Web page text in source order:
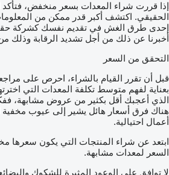
إذا قررت شراء المعدات بسعر منخفض، فتأكد
الحقيقي. اكتشف أكبر قدر ممكن من
إحدى طرق الغش في تقديم نفسك كشركة
أخبرنا عن ذلك من أجل تشديد الرقابة وذلك
التحقق من السعر
قبل أن تقرر القيام بالشراء، احرص على
بعناية لفهم متوسط تكلفة المعدات التي
الذي أعجبك أقل بكثير من عروض مشابهة،
هناك فرق أسعار هائل يشير إلى عيوب مخفية
أعمال احتيالية.
ابتعد عن شراء المنتجات التي يكون
السعر لمعدات مشابهة.
لا توافق على الوعود المثيرة للشكوك